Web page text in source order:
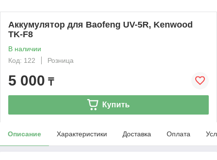
Аккумулятор для Baofeng UV-5R, Kenwood
TK-F8
В наличии
Код: 122
Розница
5 000 ₸
Купить
Описание Характеристики Доставка Оплата